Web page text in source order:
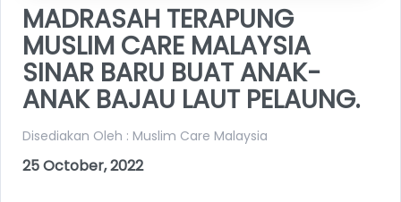
MADRASAH TERAPUNG
MUSLIM CARE MALAYSIA
SINAR BARU BUAT ANAK-
ANAK BAJAU LAUT PELAUNG.
Disediakan Oleh : Muslim Care Malaysia
25 October, 2022